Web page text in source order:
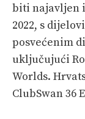
biti najavljen
2022, s
posvećenim
uključujući
Worlds.
ClubSwan 36